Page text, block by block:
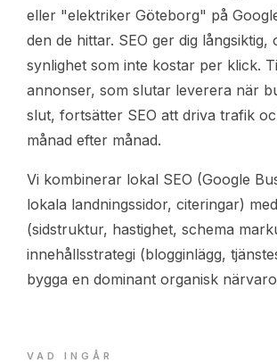
eller "elektriker Göteborg" på
den de hittar. SEO ger dig långsiktig,
synlighet som inte kostar per klick.
annonser, som slutar leverera när
slut, fortsätter SEO att driva trafik
månad efter månad.
Vi kombinerar lokal SEO (Google
lokala landningssidor, citeringar)
(sidstruktur, hastighet, schema
innehållsstrategi (blogginlägg,
bygga en dominant organisk
VAD INGÅR